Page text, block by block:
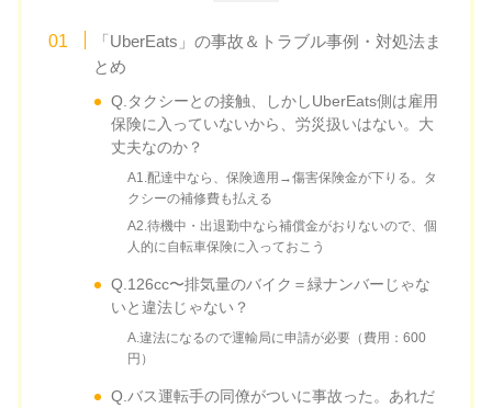
「UberEats」の事故＆トラブル事例・対処法ま
とめ
Q.タクシーとの接触、しかしUberEats側は雇用
保険に入っていないから、労災扱いはない。大
丈夫なのか？
A1.配達中なら、保険適用→傷害保険金が下りる。タ
クシーの補修費も払える
A2.待機中・出退勤中なら補償金がおりないので、個
人的に自転車保険に入っておこう
Q.126cc〜排気量のバイク＝緑ナンバーじゃな
いと違法じゃない？
A.違法になるので運輸局に申請が必要（費用：600
円）
Q.バス運転手の同僚がついに事故った。あれだ